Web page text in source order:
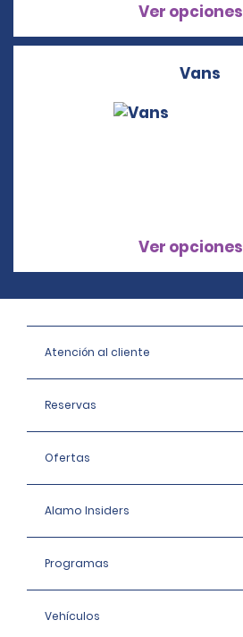
Ver opciones
Vans
Ver opciones
Atención al cliente
Reservas
Ofertas
Alamo Insiders
Programas
Vehículos